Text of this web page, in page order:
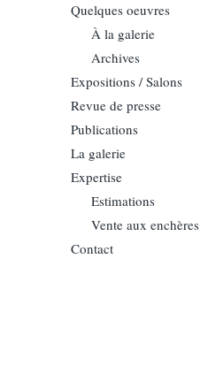
Quelques oeuvres
À la galerie
Archives
Expositions / Salons
Revue de presse
Publications
La galerie
Expertise
Estimations
Vente aux enchères
Contact